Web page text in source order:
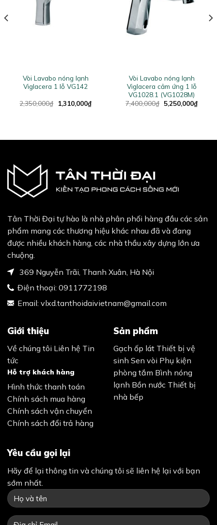
Vòi Lavabo nóng lạnh
Viglacera 1 lỗ VG142
2,350,000₫ Original
price
1,310,000₫Current
price
Vòi Lavabo nóng lạnh
Viglacera cảm ứng 1 lỗ
VG1028.1 (VG1028M)
7,400,000₫ Original
price
5,250,000₫
price
Tân Thời Đại tự hào là nhà phân phối hàng đầu các sản
phẩm mang các thương hiệu khác nhau đã và đang
được nhiều khách hàng, các nhà thầu xây dựng lớn ưa
chuộng.
369 Nguyễn Trãi, Thanh Xuân, Hà Nội
Điện thoại: 0911772198
Email: vlxd.tanthoidaivietnam@gmail.com
Giới thiệu
Về chúng tôi Liên hệ Tin
tức
Hỗ trợ khách hàng
Hình thức thanh toán
Chính sách mua hàng
Chính sách vận chuyển
Chính sách đổi trả hàng
Sản phẩm
Gạch ốp lát Thiết bị vệ
sinh Sen vòi Phụ kiện
phòng tắm Bình nóng
lạnh Bồn nước Thiết bị
nhà bếp
Yêu cầu gọi lại
Hãy để lại thông tin và chúng tôi sẽ liên hệ lại với bạn
sớm nhất.